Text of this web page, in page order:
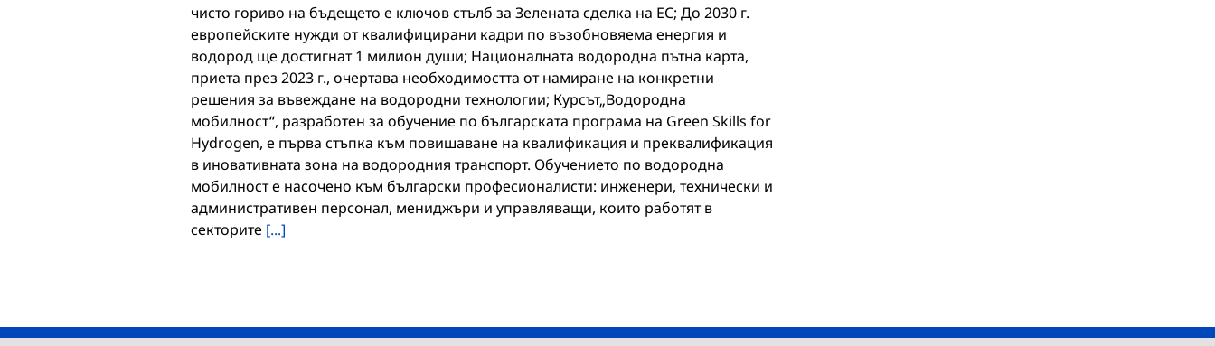
чисто гориво на бъдещето е ключов стълб за Зелената сделка на ЕС; До 2030 г.
европейските нужди от квалифицирани кадри по възобновяема енергия и
водород ще достигнат 1 милион души; Националната водородна пътна карта,
приета през 2023 г., очертава необходимостта от намиране на конкретни
решения за въвеждане на водородни технологии; Курсът„Водородна
мобилност“, разработен за обучение по българската програма на Green Skills for
Hydrogen, е първа стъпка към повишаване на квалификация и преквалификация
в иновативната зона на водородния транспорт. Обучението по водородна
мобилност е насочено към български професионалисти: инженери, технически и
административен персонал, мениджъри и управляващи, които работят в
секторите [...]